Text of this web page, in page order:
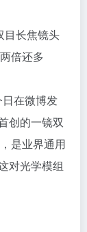
目长焦镜头
倍还多
在微博发
创的一镜双
是业界通用
对光学模组